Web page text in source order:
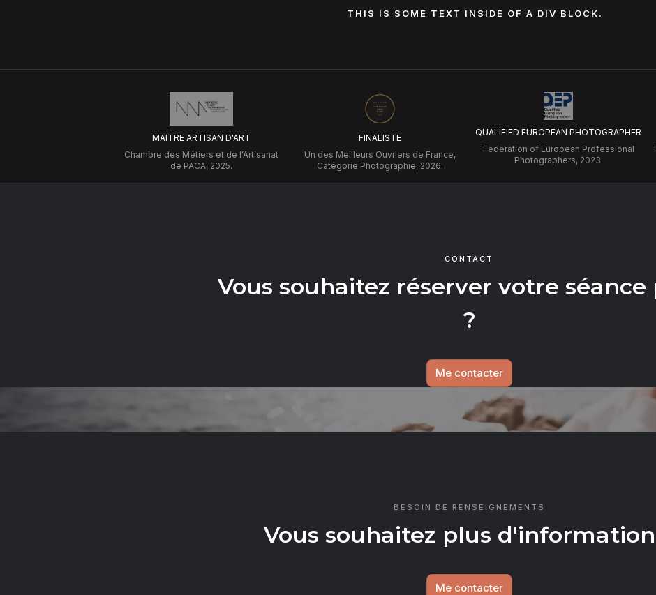
THIS IS SOME TEXT INSIDE OF A DIV BLOCK.
MAITRE ARTISAN D'ART
Chambre des Métiers et de l'Artisanat
de PACA, 2025.
FINALISTE
Un des Meilleurs Ouvriers de France,
Catégorie Photographie, 2026.
QUALIFIED EUROPEAN PHOTOGRAPHER
Federation of European Professional
Photographers, 2023.
CONTACT
Vous souhaitez réserver votre séance
?
Me contacter
BESOIN DE RENSEIGNEMENTS
Vous souhaitez plus
Me contacter